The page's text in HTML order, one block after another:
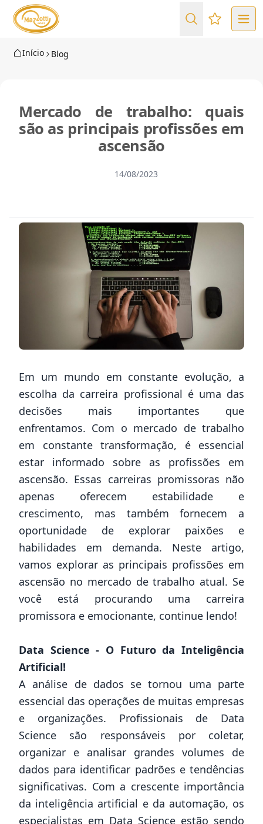
Favoritos
Início Blog
Mercado de trabalho: quais
são as principais profissões em
ascensão
14/08/2023
Em um mundo em constante evolução, a
escolha da carreira profissional é uma das
decisões mais importantes que
enfrentamos. Com o mercado de trabalho
em constante transformação, é essencial
estar informado sobre as profissões em
ascensão. Essas carreiras promissoras não
apenas oferecem estabilidade e
crescimento, mas também fornecem a
oportunidade de explorar paixões e
habilidades em demanda. Neste artigo,
vamos explorar as principais profissões em
ascensão no mercado de trabalho atual. Se
você está procurando uma carreira
promissora e emocionante, continue lendo!
Data Science - O Futuro da Inteligência
Artificial!
A análise de dados se tornou uma parte
essencial das operações de muitas empresas
e organizações. Profissionais de Data
Science são responsáveis por coletar,
organizar e analisar grandes volumes de
dados para identificar padrões e tendências
significativas. Com a crescente importância
da inteligência artificial e da automação, os
especialistas em Data Science estão sendo